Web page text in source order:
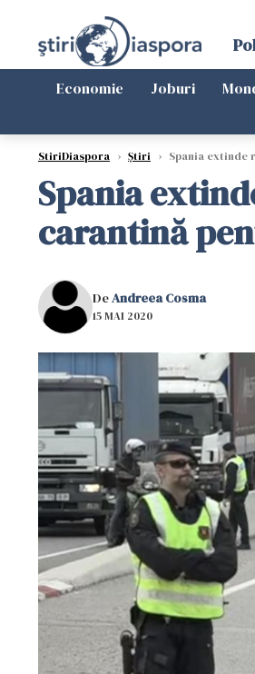
Economie Joburi
StiriDiaspora › Știri › Spania
Spania
carantină
DeAndreea Cosma
15 MAI 2020